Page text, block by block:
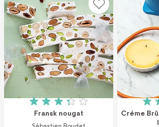
Betyg: 3.3 av 5 (83 röster)
Fransk nougat
Crème